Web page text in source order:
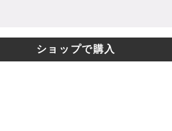
ショップで購入